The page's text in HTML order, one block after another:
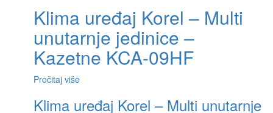
Klima uređaj Korel – Multi
unutarnje jedinice –
Kazetne KCA-09HF
Pročitaj više
Klima uređaj Korel – Multi unutarnje